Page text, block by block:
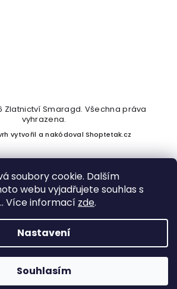
soubory cookie. Dalším
webu vyjadřujete souhlas s
Více informací zde.
Nastavení
Souhlasím
Vytvořil Shoptet
Zlatnictví Smaragd. Všechna práva
vyhrazena.
vytvořil a nakódovalShoptetak.cz
tržeb je prodávající povinen vystavit
Zároveň je povinen zaevidovat přijatou
online; v případě technického výpadku
nejpozději do 48 hodin.